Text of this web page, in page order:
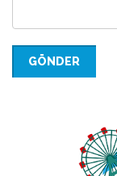
GÖNDER